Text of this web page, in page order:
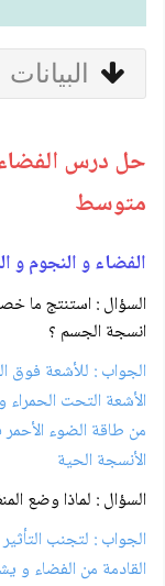
البيانات
حل درس
متوسط
الفضاء و النجوم و
السؤال : استنتج ما
انسجة الجسم ؟
الجواب : للأشعة
الأشعة التحت
من طاقة الضوء
الأنسجة الحية
السؤال : لماذا وضع
الجواب : لتجنب
القادمة من الفضاء و